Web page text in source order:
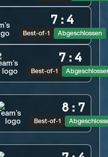
7 : 4
Best-of-1 Abgeschlossen
7 : 4
Best-of-1
8 : 7
Best-of-1